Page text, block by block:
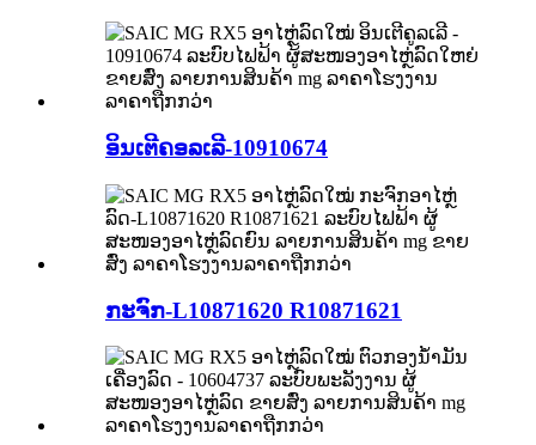
ອິນເຕີຄອລເລີ-10910674
ກະຈົກ-L10871620 R10871621